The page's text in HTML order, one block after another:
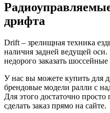
дрифта
Drift – зрелищная техника
наличия задней ведущей
недорого заказать
У нас вы можете купить для
брендовые модели ралли с
Для этого достаточно
сделать заказ прямо на сайте.